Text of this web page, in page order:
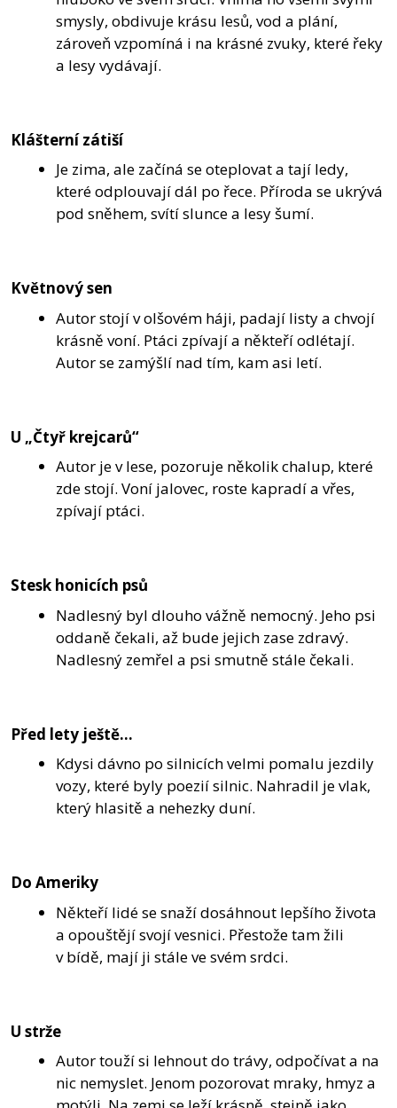
smysly, obdivuje krásu lesů, vod a plání,
zároveň vzpomíná i na krásné zvuky, které řeky
a lesy vydávají.
Klášterní zátiší
Je zima, ale začíná se oteplovat a tají ledy,
které odplouvají dál po řece. Příroda se ukrývá
pod sněhem, svítí slunce a lesy šumí.
Květnový sen
Autor stojí v olšovém háji, padají listy a chvojí
krásně voní. Ptáci zpívají a někteří odlétají.
Autor se zamýšlí nad tím, kam asi letí.
U „Čtyř krejcarů“
Autor je v lese, pozoruje několik chalup, které
zde stojí. Voní jalovec, roste kapradí a vřes,
zpívají ptáci.
Stesk honicích psů
Nadlesný byl dlouho vážně nemocný. Jeho psi
oddaně čekali, až bude jejich zase zdravý.
Nadlesný zemřel a psi smutně stále čekali.
Před lety ještě…
Kdysi dávno po silnicích velmi pomalu jezdily
vozy, které byly poezií silnic. Nahradil je vlak,
který hlasitě a nehezky duní.
Do Ameriky
Někteří lidé se snaží dosáhnout lepšího života
a opouštějí svojí vesnici. Přestože tam žili
v bídě, mají ji stále ve svém srdci.
U strže
Autor touží si lehnout do trávy, odpočívat a na
nic nemyslet. Jenom pozorovat mraky, hmyz a